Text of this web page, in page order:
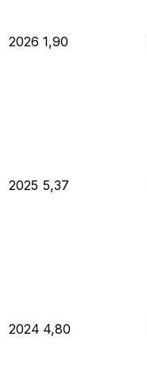
2026 1,90
2025 5,37
2024 4,80